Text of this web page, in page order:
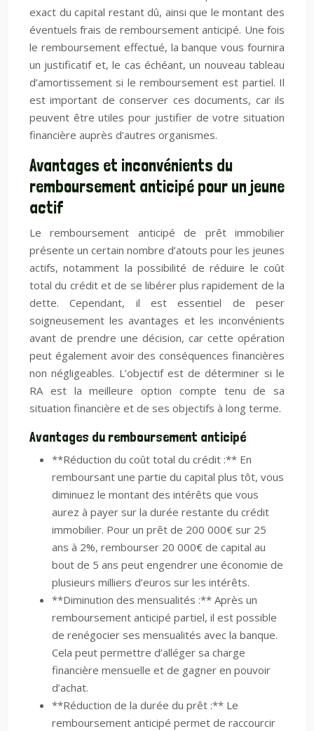
exact du capital restant dû, ainsi que le montant des
éventuels frais de remboursement anticipé. Une fois
le remboursement effectué, la banque vous fournira
un justificatif et, le cas échéant, un nouveau tableau
d’amortissement si le remboursement est partiel. Il
est important de conserver ces documents, car ils
peuvent être utiles pour justifier de votre situation
financière auprès d’autres organismes.
Avantages et inconvénients du
remboursement anticipé pour un jeune
actif
Le remboursement anticipé de prêt immobilier
présente un certain nombre d’atouts pour les jeunes
actifs, notamment la possibilité de réduire le coût
total du crédit et de se libérer plus rapidement de la
dette. Cependant, il est essentiel de peser
soigneusement les avantages et les inconvénients
avant de prendre une décision, car cette opération
peut également avoir des conséquences financières
non négligeables. L’objectif est de déterminer si le
RA est la meilleure option compte tenu de sa
situation financière et de ses objectifs à long terme.
Avantages du remboursement anticipé
**Réduction du coût total du crédit :** En
remboursant une partie du capital plus tôt, vous
diminuez le montant des intérêts que vous
aurez à payer sur la durée restante du crédit
immobilier. Pour un prêt de 200 000€ sur 25
ans à 2%, rembourser 20 000€ de capital au
bout de 5 ans peut engendrer une économie de
plusieurs milliers d’euros sur les intérêts.
**Diminution des mensualités :** Après un
remboursement anticipé partiel, il est possible
de renégocier ses mensualités avec la banque.
Cela peut permettre d’alléger sa charge
financière mensuelle et de gagner en pouvoir
d’achat.
**Réduction de la durée du prêt :** Le
remboursement anticipé permet de raccourcir